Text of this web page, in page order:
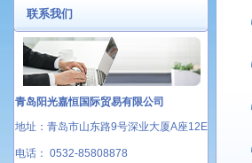
联系我们
青岛阳光嘉恒国际贸易有限公司
地址：青岛市山东路9号深业大厦A座12E
电话： 0532-85808878